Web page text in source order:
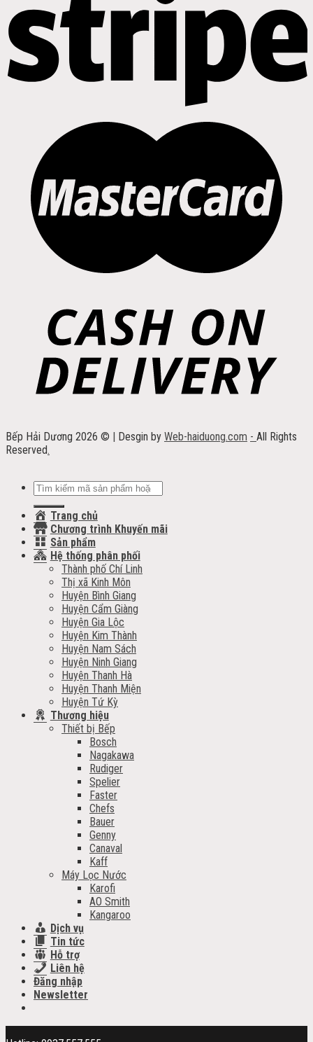
Bếp Hải Dương 2026 © | Desgin by Web-haiduong.com - All Rights
Reserved.
Tìm
kiếm:
Trang chủ
Chương trình Khuyến mãi
Sản phẩm
Hệ thống phân phối
Thành phố Chí Linh
Thị xã Kinh Môn
Huyện Bình Giang
Huyện Cẩm Giàng
Huyện Gia Lộc
Huyện Kim Thành
Huyện Nam Sách
Huyện Ninh Giang
Huyện Thanh Hà
Huyện Thanh Miện
Huyện Tứ Kỳ
Thương hiệu
Thiết bị Bếp
Bosch
Nagakawa
Rudiger
Spelier
Faster
Chefs
Bauer
Genny
Canaval
Kaff
Máy Lọc Nước
Karofi
AO Smith
Kangaroo
Dịch vụ
Tin tức
Hỗ trợ
Liên hệ
Đăng nhập
Newsletter